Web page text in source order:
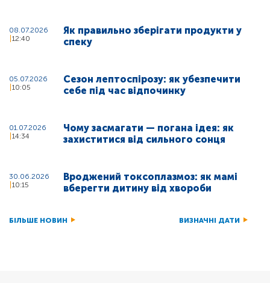
08.07.2026
12:40
Як правильно зберігати продукти у
спеку
05.07.2026
10:05
Сезон лептоспірозу: як убезпечити
себе під час відпочинку
01.07.2026
14:34
Чому засмагати — погана ідея: як
захиститися від сильного сонця
30.06.2026
10:15
Вроджений токсоплазмоз: як мамі
вберегти дитину від хвороби
БІЛЬШЕ НОВИН ВИЗНАЧНІ ДАТИ